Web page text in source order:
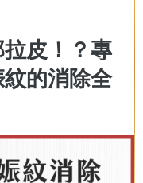
皮！？專
的消除全